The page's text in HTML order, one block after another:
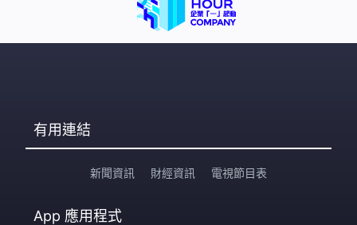
有用連結
新聞資訊 財經資訊 電視節目表
App 應用程式